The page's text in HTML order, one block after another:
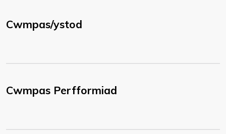
Cwmpas/ystod
Cwmpas Perfformiad